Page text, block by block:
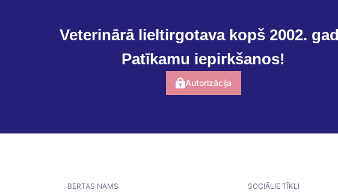
Veterinārā lieltirgotava kopš 2002.
Patīkamu iepirkšanos!
Autorizācija
BERTAS NAMS SOCIĀLIE TĪKLI